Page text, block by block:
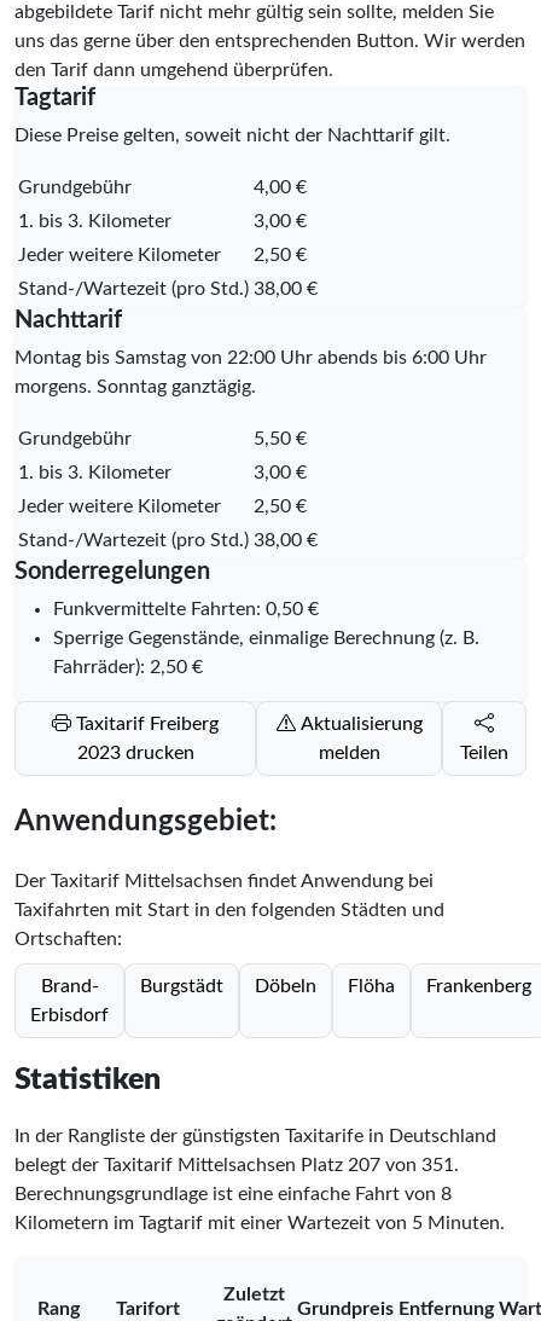
abgebildete Tarif nicht mehr gültig sein sollte, melden Sie
uns das gerne über den entsprechenden Button. Wir werden
den Tarif dann umgehend überprüfen.
Tagtarif
Diese Preise gelten, soweit nicht der Nachttarif gilt.
Grundgebühr
4,00 €
1. bis 3. Kilometer
3,00 €
Jeder weitere Kilometer
2,50 €
Stand-/Wartezeit (pro Std.) 38,00 €
Nachttarif
Montag bis Samstag von 22:00 Uhr abends bis 6:00 Uhr
morgens. Sonntag ganztägig.
Grundgebühr
5,50 €
1. bis 3. Kilometer
3,00 €
Jeder weitere Kilometer
2,50 €
Stand-/Wartezeit (pro Std.) 38,00 €
Sonderregelungen
Funkvermittelte Fahrten: 0,50 €
Sperrige Gegenstände, einmalige Berechnung (z. B.
Fahrräder): 2,50 €
Taxitarif Freiberg
2023 drucken
Aktualisierung
melden
Teilen
Anwendungsgebiet:
Der Taxitarif Mittelsachsen findet Anwendung bei
Taxifahrten mit Start in den folgenden Städten und
Ortschaften:
Brand-
Erbisdorf
Burgstädt Döbeln Flöha Frankenberg
Statistiken
In der Rangliste der günstigsten Taxitarife in Deutschland
belegt der Taxitarif Mittelsachsen Platz 207 von 351.
Berechnungsgrundlage ist eine einfache Fahrt von 8
Kilometern im Tagtarif mit einer Wartezeit von 5 Minuten.
Rang Tarifort
Zuletzt
Grundpreis Entfernung